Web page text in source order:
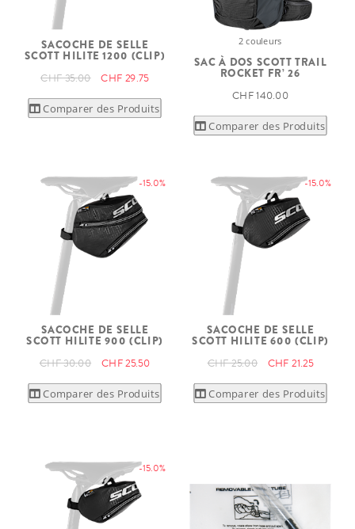
SACOCHE DE SELLE
SCOTT HILITE 1200 (CLIP)
CHF 35.00 CHF 29.75
Comparer des Produits
2 couleurs
SAC À DOS SCOTT TRAIL
ROCKET FR’ 26
CHF 140.00
Comparer des Produits
-15.0%
SACOCHE DE SELLE
SCOTT HILITE 900 (CLIP)
CHF 30.00 CHF 25.50
Comparer des Produits
-15.0%
SACOCHE DE SELLE
SCOTT HILITE 600 (CLIP)
CHF 25.00 CHF 21.25
Comparer des Produits
-15.0%